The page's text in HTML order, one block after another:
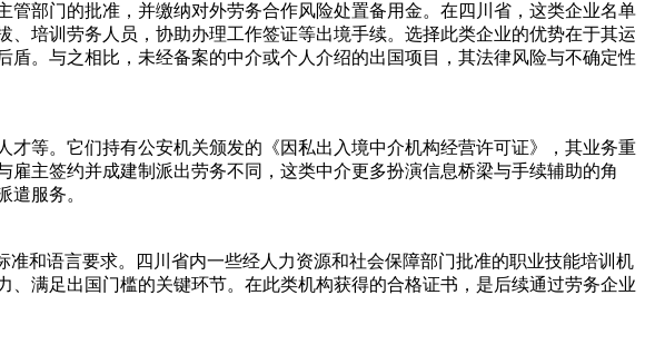
部门的批准，并缴纳对外劳务合作风险处置备用金。在四川省，这类企业名单
培训劳务人员，协助办理工作签证等出境手续。选择此类企业的优势在于其运
。与之相比，未经备案的中介或个人介绍的出国项目，其法律风险与不确定性
等。它们持有公安机关颁发的《因私出入境中介机构经营许可证》，其业务重
主签约并成建制派出劳务不同，这类中介更多扮演信息桥梁与手续辅助的角
遣服务。
和语言要求。四川省内一些经人力资源和社会保障部门批准的职业技能培训机
满足出国门槛的关键环节。在此类机构获得的合格证书，是后续通过劳务企业